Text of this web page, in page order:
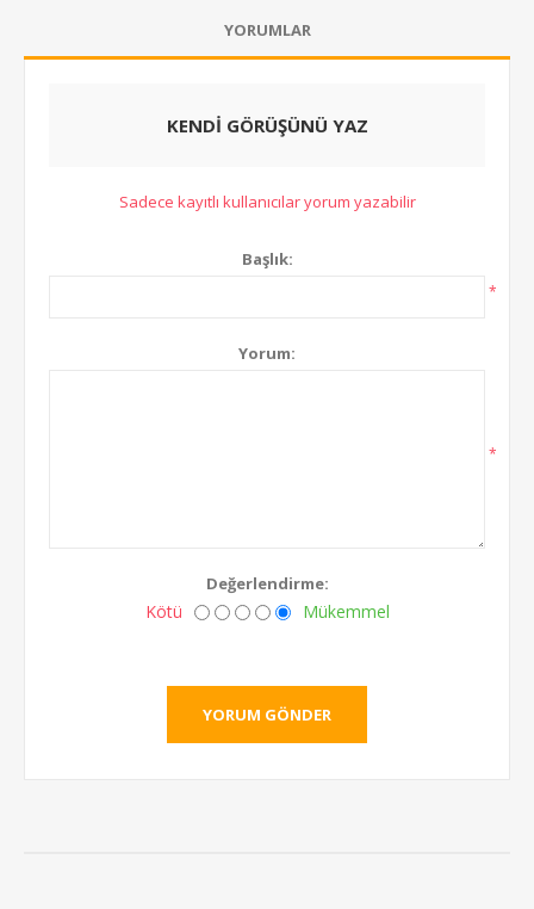
YORUMLAR
KENDI GÖRÜŞÜNÜ YAZ
Sadece kayıtlı kullanıcılar yorum yazabilir
Başlık:
*
Yorum:
*
Değerlendirme:
Kötü Mükemmel
YORUM GÖNDER